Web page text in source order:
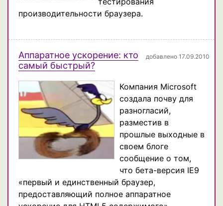
производительности браузера.
Аппаратное ускорение: кто
самый быстрый?
добавлено 17.09.2010
Компания Microsoft
создала почву для
разногласий,
разместив в
прошлые выходные в
своем блоге
сообщение о том,
что бета-версия IE9
«первый и единственный браузер,
предоставляющий полное аппаратное